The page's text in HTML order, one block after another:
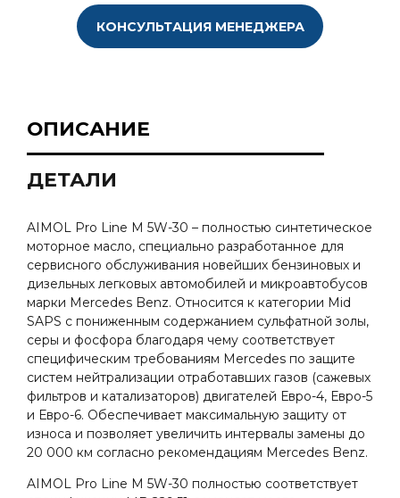
КОНСУЛЬТАЦИЯ МЕНЕДЖЕРА
ОПИСАНИЕ
ДЕТАЛИ
AIMOL Pro Line M 5W-30 – полностью синтетическое
моторное масло, специально разработанное для
сервисного обслуживания новейших бензиновых и
дизельных легковых автомобилей и микроавтобусов
марки Mercedes Benz. Относится к категории Mid
SAPS с пониженным содержанием сульфатной золы,
серы и фосфора благодаря чему соответствует
специфическим требованиям Mercedes по защите
систем нейтрализации отработавших газов (сажевых
фильтров и катализаторов) двигателей Евро-4, Евро-5
и Евро-6. Обеспечивает максимальную защиту от
износа и позволяет увеличить интервалы замены до
20 000 км согласно рекомендациям Mercedes Benz.
AIMOL Pro Line M 5W-30 полностью соответствует